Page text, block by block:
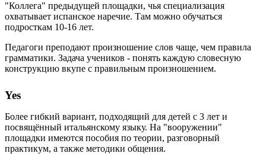
"Коллега" предыдущей площадки, чья специализация
охватывает испанское наречие. Там можно обучаться
подросткам 10-16 лет.
Педагоги преподают произношение слов чаще, чем правила
грамматики. Задача учеников - понять каждую словесную
конструкцию вкупе с правильным произношением.
Yes
Более гибкий вариант, подходящий для детей с 3 лет и
посвящённый итальянскому языку. На "вооружении"
площадки имеются пособия по теории, разговорный
практикум, а также методики общения.